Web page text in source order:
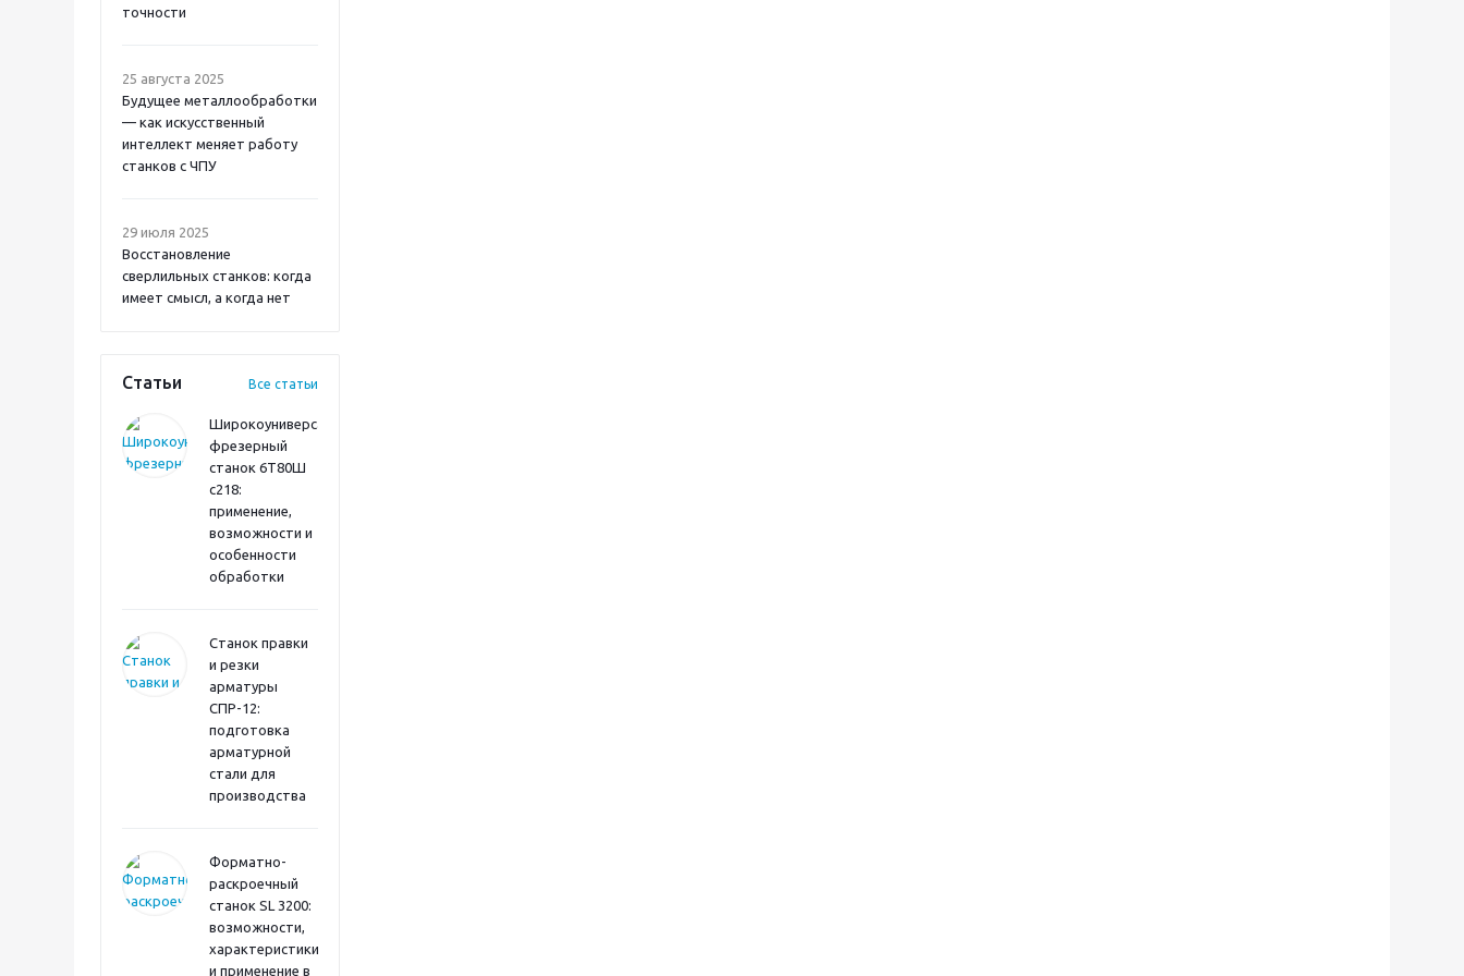
точности
25 августа 2025
Будущее металлообработки
— как искусственный
интеллект меняет работу
станков с ЧПУ
29 июля 2025
Восстановление
сверлильных станков: когда
имеет смысл, а когда нет
Статьи Все статьи
Широкоуниверсальный
фрезерный
станок 6Т80Ш
с218:
применение,
возможности и
особенности
обработки
Станок правки
и резки
арматуры
СПР-12:
подготовка
арматурной
стали для
производства
Форматно-
раскроечный
станок SL 3200:
возможности,
характеристики
и применение в